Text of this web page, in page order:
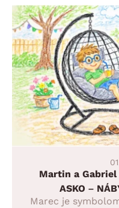
Martin a Gabriel
ASKO –
Marec je